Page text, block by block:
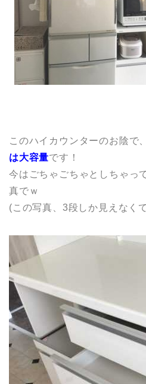
このハイカウンターのお陰で、
は大容量です！
今はごちゃごちゃとしちゃっ
真でｗ
(この写真、3段しか見えなく